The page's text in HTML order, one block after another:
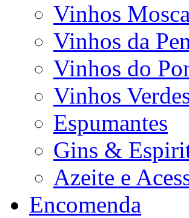
Vinhos
Vinhos da
Vinhos do
Vinhos
Espumantes
Gins &
Azeite e
Encomenda